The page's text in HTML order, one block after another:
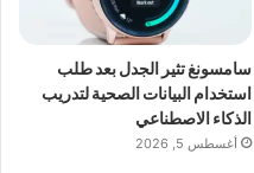
سامسونغ تثير الجدل بعد طلب
استخدام البيانات الصحية لتدريب
الذكاء الاصطناعي
أغسطس 5, 2026